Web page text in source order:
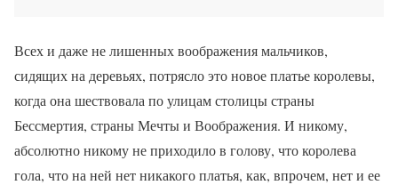
Всех и даже не лишенных воображения мальчиков,
сидящих на деревьях, потрясло это новое платье королевы,
когда она шествовала по улицам столицы страны
Бессмертия, страны Мечты и Воображения. И никому,
абсолютно никому не приходило в голову, что королева
гола, что на ней нет никакого платья, как, впрочем, нет и ее